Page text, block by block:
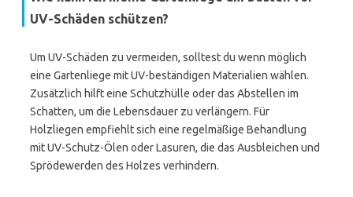
UV-Schäden schützen?
Um UV-Schäden zu vermeiden, solltest du wenn möglich
eine Gartenliege mit UV-beständigen Materialien wählen.
Zusätzlich hilft eine Schutzhülle oder das Abstellen im
Schatten, um die Lebensdauer zu verlängern. Für
Holzliegen empfiehlt sich eine regelmäßige Behandlung
mit UV-Schutz-Ölen oder Lasuren, die das Ausbleichen und
Sprödewerden des Holzes verhindern.